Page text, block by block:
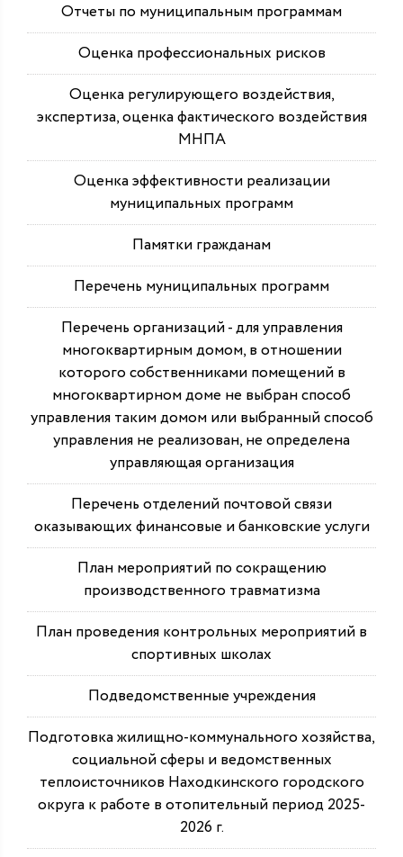
Отчеты по муниципальным программам
Оценка профессиональных рисков
Оценка регулирующего воздействия,
экспертиза, оценка фактического воздействия
МНПА
Оценка эффективности реализации
муниципальных программ
Памятки гражданам
Перечень муниципальных программ
Перечень организаций - для управления
многоквартирным домом, в отношении
которого собственниками помещений в
многоквартирном доме не выбран способ
управления таким домом или выбранный способ
управления не реализован, не определена
управляющая организация
Перечень отделений почтовой связи
оказывающих финансовые и банковские услуги
План мероприятий по сокращению
производственного травматизма
План проведения контрольных мероприятий в
спортивных школах
Подведомственные учреждения
Подготовка жилищно-коммунального хозяйства,
социальной сферы и ведомственных
теплоисточников Находкинского городского
округа к работе в отопительный период 2025-
2026 г.